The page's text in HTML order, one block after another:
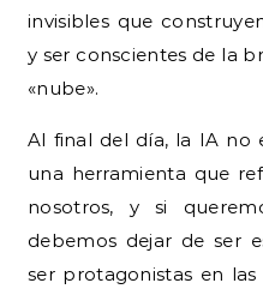
invisibles que
y ser conscientes de la
«nube».
Al final del día, la IA no
una herramienta que
nosotros, y si
debemos dejar de ser
ser protagonistas en